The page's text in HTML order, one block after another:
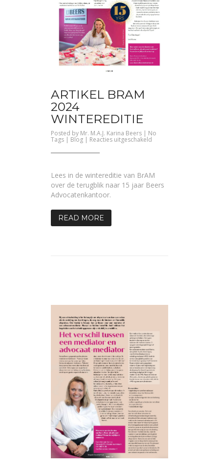
ARTIKEL BRAM
2024
WINTEREDITIE
Posted by Mr. M.A.J. Karina Beers | No
Tags | Blog | Reacties uitgeschakeld
Lees in de wintereditie van BrAM
over de terugblik naar 15 jaar Beers
Advocatenkantoor.
READ MORE